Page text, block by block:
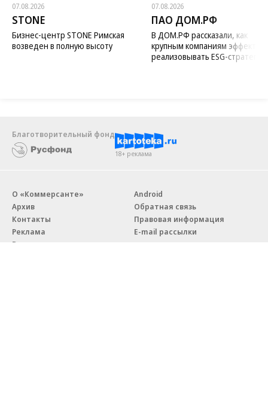
07.08.2026
STONE
Бизнес-центр STONE Римская
возведен в полную высоту
07.08.2026
ПАО ДОМ.РФ
В ДОМ.РФ рассказали, как
крупным компаниям
реализовывать ESG-стратегию
Благотворительный фонд
18+ реклама
О «Коммерсанте»
Архив
Контакты
Реклама
Вакансии
Android
Обратная связь
Правовая информация
E-mail рассылки